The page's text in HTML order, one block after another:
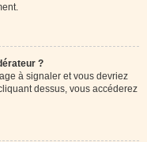
?
à signaler et vous devriez
dessus, vous accéderez